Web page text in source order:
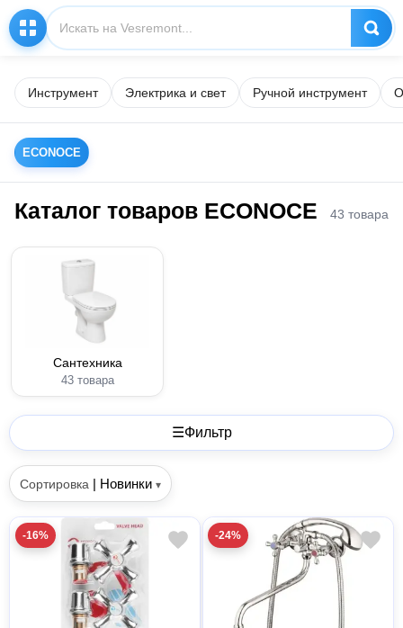
Инструмент Электрика и свет Ручной инструмент
ECONOCE
Каталог товаров ECONOCE 43 товара
Сантехника
43 товара
☰Фильтр
Сортировка | Новинки ▾
-16% -24%